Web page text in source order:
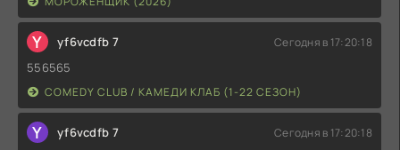
Y yf6vcdfb 7 Сегодня в 17:20:18
556565
COMEDY CLUB / КАМЕДИ КЛАБ (1-22 СЕЗОН)
Y yf6vcdfb 7 Сегодня в 17:20:18